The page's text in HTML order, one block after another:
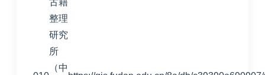
整理
研究
所
（中